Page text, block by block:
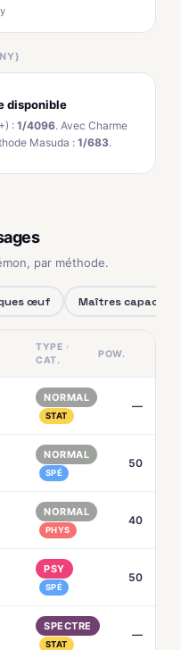
disponible
:1/4096. Avec Charme
Masuda :1/683.
par méthode.
œuf Maîtres capacités
TYPE ·
CAT.
POW.
NORMAL
STAT
—
NORMAL
SPÉ
50
NORMAL
PHYS
40
PSY
SPÉ
50
SPECTRE
STAT
—